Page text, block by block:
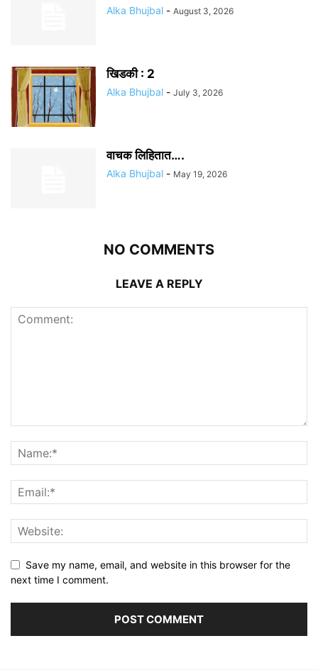
Alka Bhujbal - August 3, 2026
खिडकी : 2
Alka Bhujbal - July 3, 2026
वाचक लिहितात….
Alka Bhujbal - May 19, 2026
NO COMMENTS
LEAVE A REPLY
Save my name, email, and website in this browser for the
next time I comment.